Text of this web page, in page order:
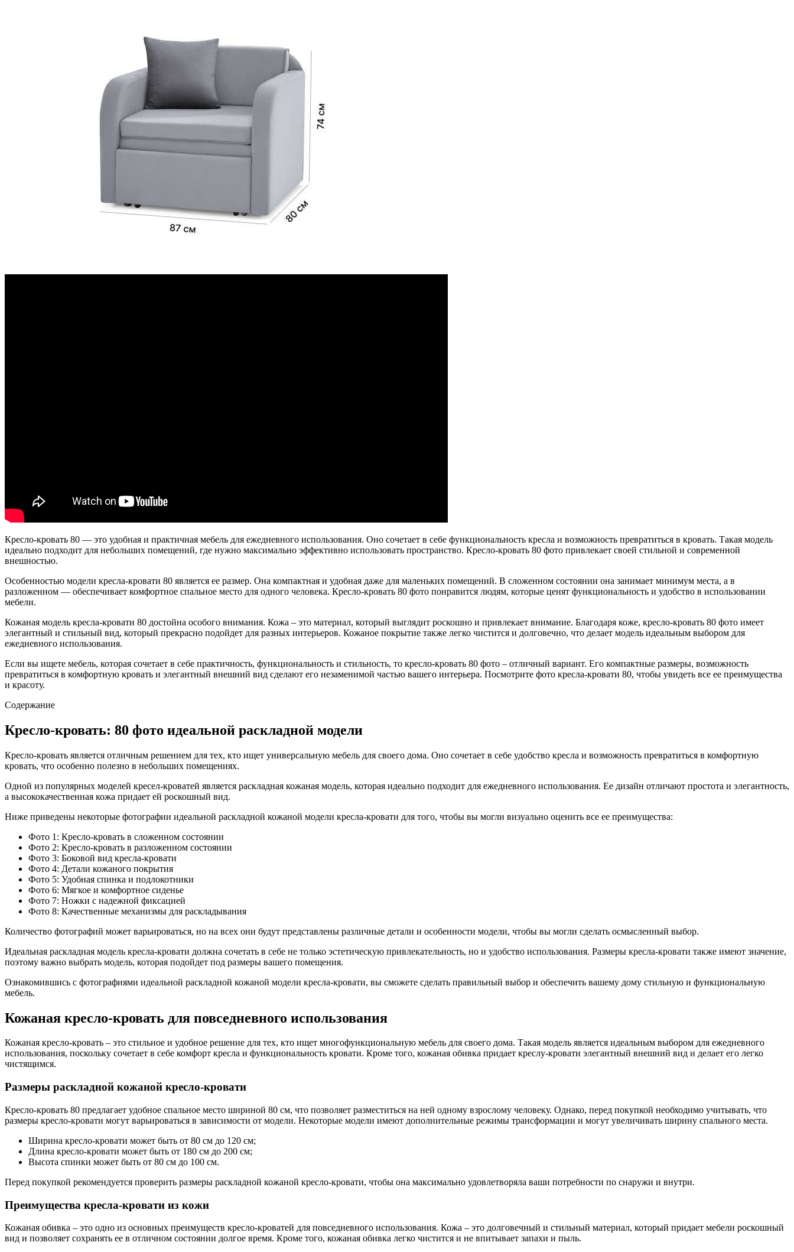
Кресло-кровать 80 — это удобная и практичная мебель для ежедневного использования. Оно сочетает в себе функциональность кресла и возможность превратиться в кровать. Такая модель
идеально подходит для небольших помещений, где нужно максимально эффективно использовать пространство. Кресло-кровать 80 фото привлекает своей стильной и современной
внешностью.
Особенностью модели кресла-кровати 80 является ее размер. Она компактная и удобная даже для маленьких помещений. В сложенном состоянии она занимает минимум места, а в
разложенном — обеспечивает комфортное спальное место для одного человека. Кресло-кровать 80 фото понравится людям, которые ценят функциональность и удобство в использовании
мебели.
Кожаная модель кресла-кровати 80 достойна особого внимания. Кожа – это материал, который выглядит роскошно и привлекает внимание. Благодаря коже, кресло-кровать 80 фото имеет
элегантный и стильный вид, который прекрасно подойдет для разных интерьеров. Кожаное покрытие также легко чистится и долговечно, что делает модель идеальным выбором для
ежедневного использования.
Если вы ищете мебель, которая сочетает в себе практичность, функциональность и стильность, то кресло-кровать 80 фото – отличный вариант. Его компактные размеры, возможность
превратиться в комфортную кровать и элегантный внешний вид сделают его незаменимой частью вашего интерьера. Посмотрите фото кресла-кровати 80, чтобы увидеть все ее преимущества
и красоту.
Содержание
Кресло-кровать: 80 фото идеальной раскладной модели
Кресло-кровать является отличным решением для тех, кто ищет универсальную мебель для своего дома. Оно сочетает в себе удобство кресла и возможность превратиться в комфортную
кровать, что особенно полезно в небольших помещениях.
Одной из популярных моделей кресел-кроватей является раскладная кожаная модель, которая идеально подходит для ежедневного использования. Ее дизайн отличают простота и элегантность,
а высококачественная кожа придает ей роскошный вид.
Ниже приведены некоторые фотографии идеальной раскладной кожаной модели кресла-кровати для того, чтобы вы могли визуально оценить все ее преимущества:
Фото 1: Кресло-кровать в сложенном состоянии
Фото 2: Кресло-кровать в разложенном состоянии
Фото 3: Боковой вид кресла-кровати
Фото 4: Детали кожаного покрытия
Фото 5: Удобная спинка и подлокотники
Фото 6: Мягкое и комфортное сиденье
Фото 7: Ножки с надежной фиксацией
Фото 8: Качественные механизмы для раскладывания
Количество фотографий может варьироваться, но на всех они будут представлены различные детали и особенности модели, чтобы вы могли сделать осмысленный выбор.
Идеальная раскладная модель кресла-кровати должна сочетать в себе не только эстетическую привлекательность, но и удобство использования. Размеры кресла-кровати также имеют значение,
поэтому важно выбрать модель, которая подойдет под размеры вашего помещения.
Ознакомившись с фотографиями идеальной раскладной кожаной модели кресла-кровати, вы сможете сделать правильный выбор и обеспечить вашему дому стильную и функциональную
мебель.
Кожаная кресло-кровать для повседневного использования
Кожаная кресло-кровать – это стильное и удобное решение для тех, кто ищет многофункциональную мебель для своего дома. Такая модель является идеальным выбором для ежедневного
использования, поскольку сочетает в себе комфорт кресла и функциональность кровати. Кроме того, кожаная обивка придает креслу-кровати элегантный внешний вид и делает его легко
чистящимся.
Размеры раскладной кожаной кресло-кровати
Кресло-кровать 80 предлагает удобное спальное место шириной 80 см, что позволяет разместиться на ней одному взрослому человеку. Однако, перед покупкой необходимо учитывать, что
размеры кресло-кровати могут варьироваться в зависимости от модели. Некоторые модели имеют дополнительные режимы трансформации и могут увеличивать ширину спального места.
Ширина кресло-кровати может быть от 80 см до 120 см;
Длина кресло-кровати может быть от 180 см до 200 см;
Высота спинки может быть от 80 см до 100 см.
Перед покупкой рекомендуется проверить размеры раскладной кожаной кресло-кровати, чтобы она максимально удовлетворяла ваши потребности по снаружи и внутри.
Преимущества кресла-кровати из кожи
Кожаная обивка – это одно из основных преимуществ кресло-кроватей для повседневного использования. Кожа – это долговечный и стильный материал, который придает мебели роскошный
вид и позволяет сохранять ее в отличном состоянии долгое время. Кроме того, кожаная обивка легко чистится и не впитывает запахи и пыль.